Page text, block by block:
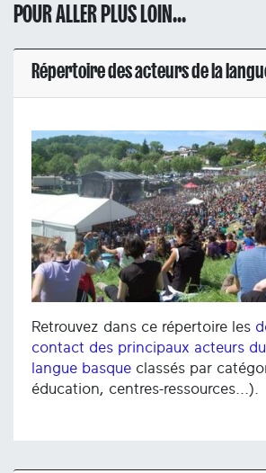
POUR ALLER PLUS LOIN...
Répertoire des acteurs de la
Retrouvez dans ce répertoire les
contact des principaux acteurs
langue basque classés par
éducation, centres-ressources...).